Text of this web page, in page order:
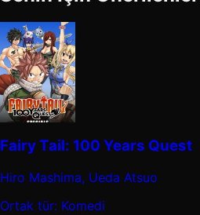
Fairy Tail: 100 Years Quest
Hiro Mashima, Ueda Atsuo
Ortak tür: Komedi